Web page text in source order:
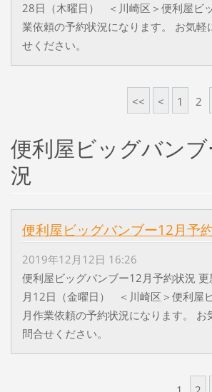
28日（木曜日） ＜川崎区＞便利屋ビ
業依頼の予約状況になります。 お気軽
せください。
<< < 1 2
便利屋ビッグバン
況
便利屋ビッグバンブー12月予
2019年12月12日 16:26
便利屋ビッグバンブー12月予約状況
月12日（金曜日） ＜川崎区＞便利屋
月作業依頼の予約状況になります。 お
問合せください。